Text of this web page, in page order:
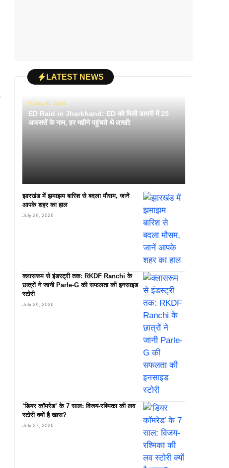
LATEST NEWS
July 31, 2026
ED Raid in Jharkhand: ED को मिली डायरी में 25
अफसरों के नाम, हर महीने पहुंचते थे लाखों!
झारखंड में झमाझम बारिश से बदला मौसम, जानें
आपके शहर का हाल
July 29, 2026
क्लासरूम से इंडस्ट्री तक: RKDF Ranchi के
छात्रों ने जानी Parle-G की सफलता की इनसाइड
स्टोरी
July 29, 2026
‘डियर कॉमरेड’ के 7 साल: विजय-रश्मिका की लव
स्टोरी क्यों है खास?
July 27, 2026